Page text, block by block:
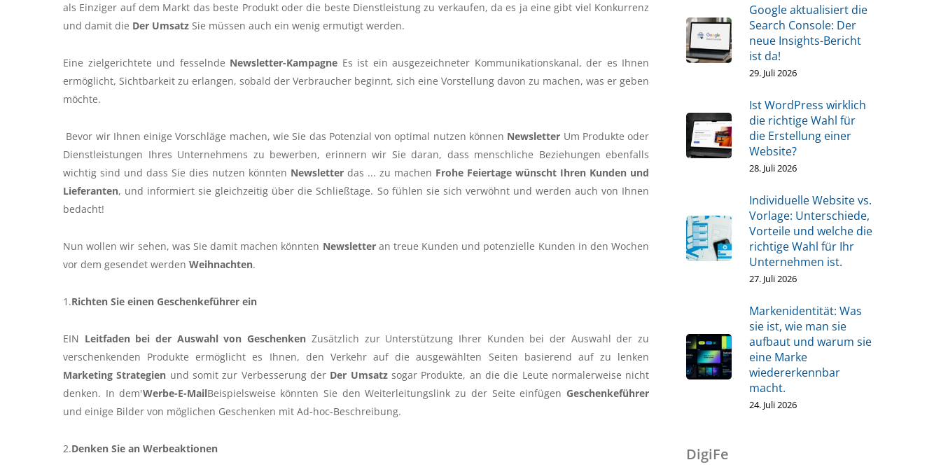
als Einziger auf dem Markt das beste Produkt oder die beste Dienstleistung zu verkaufen, da es ja eine gibt viel Konkurrenz
und damit die Der Umsatz Sie müssen auch ein wenig ermutigt werden.
Eine zielgerichtete und fesselnde Newsletter-Kampagne Es ist ein ausgezeichneter Kommunikationskanal, der es Ihnen
ermöglicht, Sichtbarkeit zu erlangen, sobald der Verbraucher beginnt, sich eine Vorstellung davon zu machen, was er geben
möchte.
Bevor wir Ihnen einige Vorschläge machen, wie Sie das Potenzial von optimal nutzen können Newsletter Um Produkte oder
Dienstleistungen Ihres Unternehmens zu bewerben, erinnern wir Sie daran, dass menschliche Beziehungen ebenfalls
wichtig sind und dass Sie dies nutzen könnten Newsletter das ... zu machen Frohe Feiertage wünscht Ihren Kunden und
Lieferanten, und informiert sie gleichzeitig über die Schließtage. So fühlen sie sich verwöhnt und werden auch von Ihnen
bedacht!
Nun wollen wir sehen, was Sie damit machen könnten Newsletteran treue Kunden und potenzielle Kunden in den Wochen
vor dem gesendet werden Weihnachten.
1.Richten Sie einen Geschenkeführer ein
EIN Leitfaden bei der Auswahl von Geschenken Zusätzlich zur Unterstützung Ihrer Kunden bei der Auswahl der zu
verschenkenden Produkte ermöglicht es Ihnen, den Verkehr auf die ausgewählten Seiten basierend auf zu lenken
Marketing Strategien und somit zur Verbesserung der Der Umsatzsogar Produkte, an die die Leute normalerweise nicht
denken. In dem'Werbe-E-MailBeispielsweise könnten Sie den Weiterleitungslink zu der Seite einfügenGeschenkeführer
und einige Bilder von möglichen Geschenken mit Ad-hoc-Beschreibung.
2.Denken Sie an Werbeaktionen
Google aktualisiert die
Search Console: Der
neue Insights-Bericht
ist da!
29. Juli 2026
Ist WordPress wirklich
die richtige Wahl für
die Erstellung einer
Website?
28. Juli 2026
Individuelle Website vs.
Vorlage: Unterschiede,
Vorteile und welche die
richtige Wahl für Ihr
Unternehmen ist.
27. Juli 2026
Markenidentität: Was
sie ist, wie man sie
aufbaut und warum sie
eine Marke
wiedererkennbar
macht.
24. Juli 2026
DigiFe